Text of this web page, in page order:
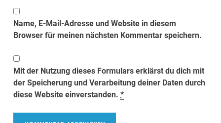
Name, E-Mail-Adresse und Website in diesem
Browser für meinen nächsten Kommentar speichern.
Mit der Nutzung dieses Formulars erklärst du dich mit
der Speicherung und Verarbeitung deiner Daten durch
diese Website einverstanden.*